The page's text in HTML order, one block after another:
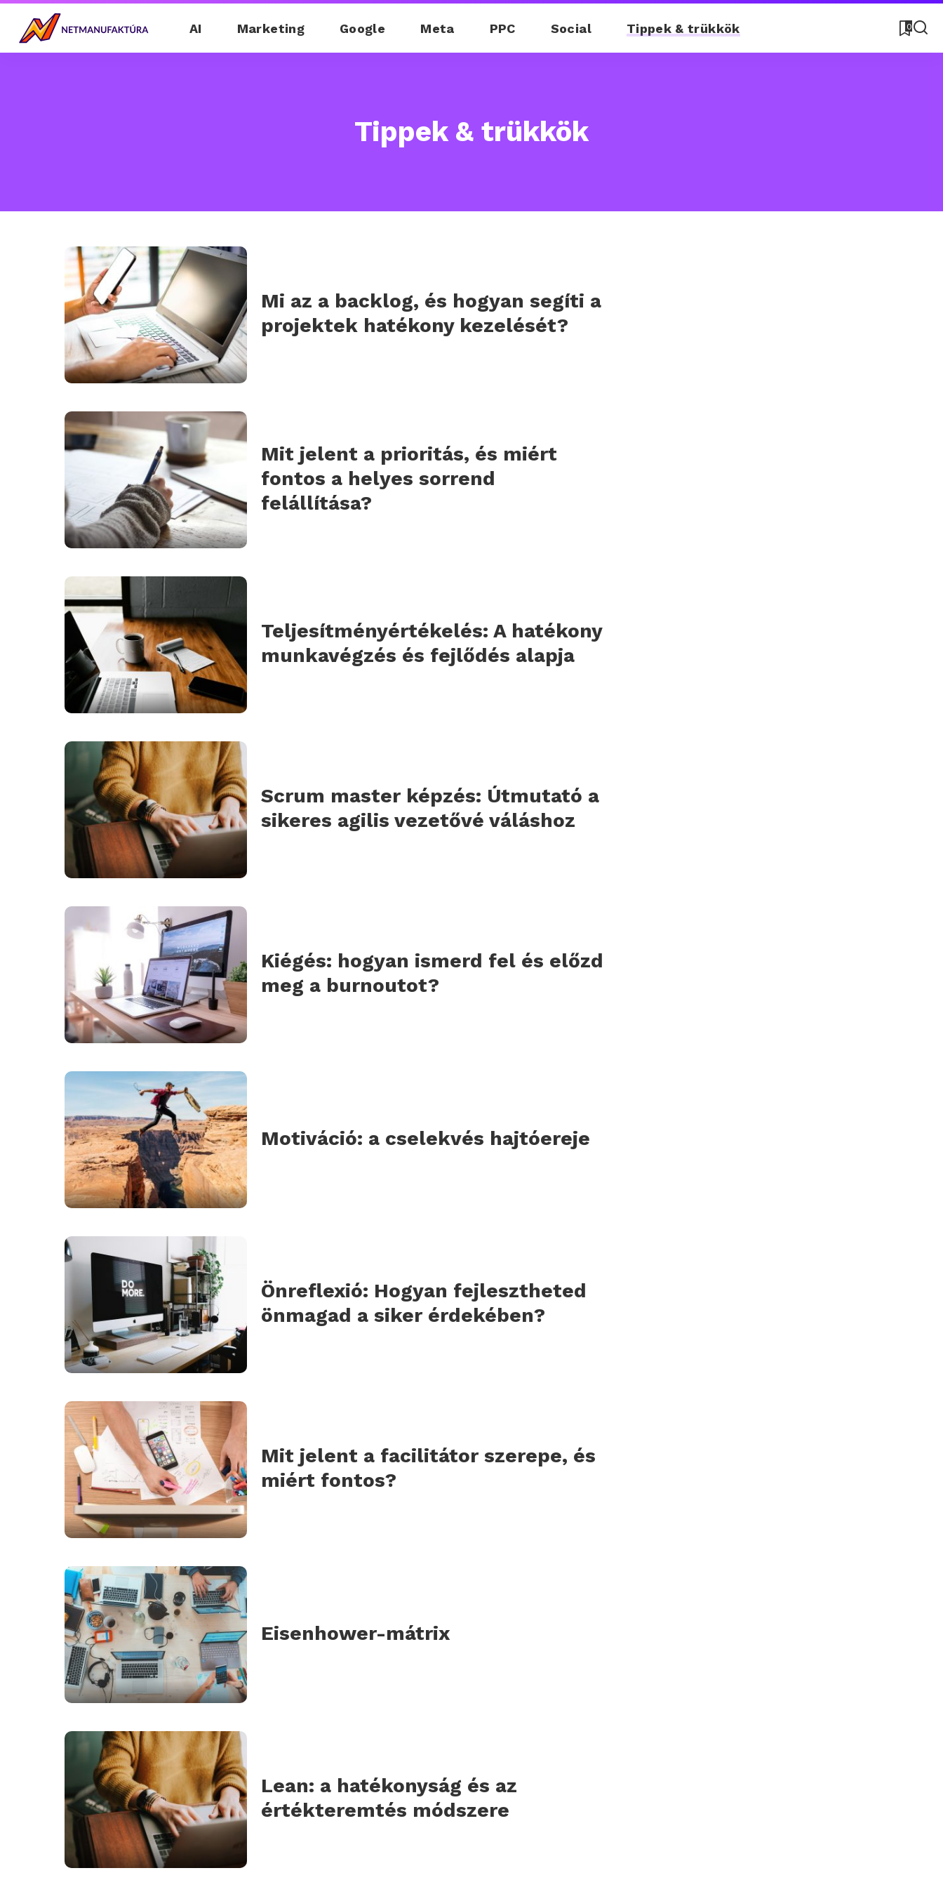
AI Marketing Google Meta PPC Social Tippek & trükkök 0
Tippek & trükkök
Mi az a backlog, és hogyan segíti a
projektek hatékony kezelését?
Mit jelent a prioritás, és miért
fontos a helyes sorrend
felállítása?
Teljesítményértékelés: A hatékony
munkavégzés és fejlődés alapja
Scrum master képzés: Útmutató a
sikeres agilis vezetővé váláshoz
Kiégés: hogyan ismerd fel és előzd
meg a burnoutot?
Motiváció: a cselekvés hajtóereje
Önreflexió: Hogyan fejlesztheted
önmagad a siker érdekében?
Mit jelent a facilitátor szerepe, és
miért fontos?
Eisenhower-mátrix
Lean: a hatékonyság és az
értékteremtés módszere